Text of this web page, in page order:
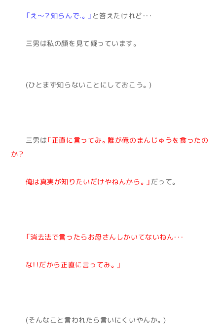
「え～？知らんで.。」 と答えたけれど・・・
三男は私の顔を見て疑っています。
(ひとまず知らないことにしておこう。)
三男は 「正直に言ってみ。誰が俺のまんじゅうを食ったの
か？
俺は真実が知りたいだけやねんから。」 だって。
「消去法で言ったらお母さんしかいてないねん・・・
な！！だから正直に言ってみ。」
(そんなこと言われたら言いにくいやんか。)